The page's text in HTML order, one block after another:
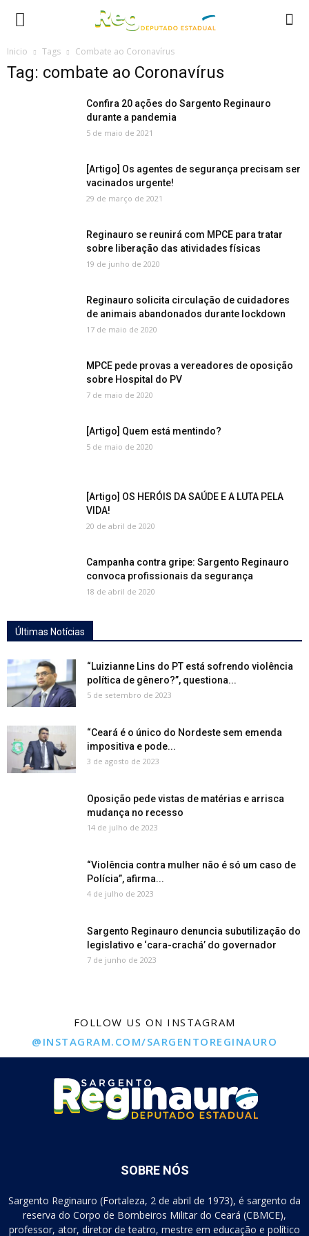
Inicio Tags Combate ao Coronavírus
Tag: combate ao Coronavírus
Confira 20 ações do Sargento Reginauro
durante a pandemia
5 de maio de 2021
[Artigo] Os agentes de segurança precisam ser
vacinados urgente!
29 de março de 2021
Reginauro se reunirá com MPCE para tratar
sobre liberação das atividades físicas
19 de junho de 2020
Reginauro solicita circulação de cuidadores
de animais abandonados durante lockdown
17 de maio de 2020
MPCE pede provas a vereadores de oposição
sobre Hospital do PV
7 de maio de 2020
[Artigo] Quem está mentindo?
5 de maio de 2020
[Artigo] OS HERÓIS DA SAÚDE E A LUTA PELA
VIDA!
20 de abril de 2020
Campanha contra gripe: Sargento Reginauro
convoca profissionais da segurança
18 de abril de 2020
Últimas Notícias
“Luizianne Lins do PT está sofrendo violência
política de gênero?”, questiona...
5 de setembro de 2023
“Ceará é o único do Nordeste sem emenda
impositiva e pode...
3 de agosto de 2023
Oposição pede vistas de matérias e arrisca
mudança no recesso
14 de julho de 2023
“Violência contra mulher não é só um caso de
Polícia”, afirma...
4 de julho de 2023
Sargento Reginauro denuncia subutilização do
legislativo e ‘cara-crachá’ do governador
7 de junho de 2023
FOLLOW US ON INSTAGRAM
@INSTAGRAM.COM/SARGENTOREGINAURO
SOBRE NÓS
Sargento Reginauro (Fortaleza, 2 de abril de 1973), é sargento da
reserva do Corpo de Bombeiros Militar do Ceará (CBMCE),
professor, ator, diretor de teatro, mestre em educação e político